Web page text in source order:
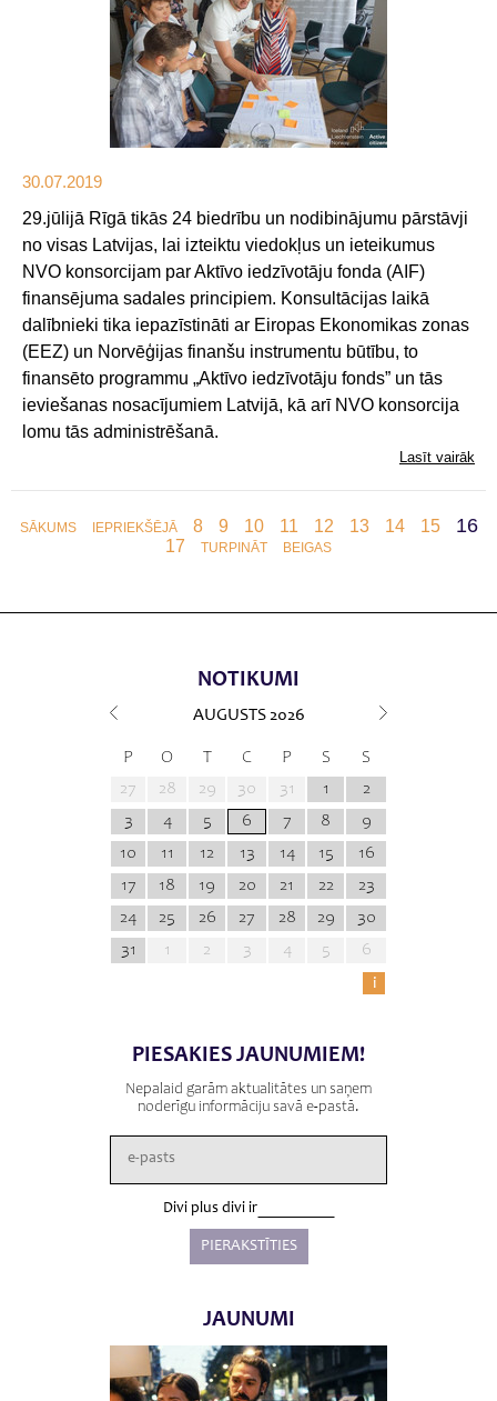
30.07.2019
29.jūlijā Rīgā tikās 24 biedrību un nodibinājumu pārstāvji
no visas Latvijas, lai izteiktu viedokļus un ieteikumus
NVO konsorcijam par Aktīvo iedzīvotāju fonda (AIF)
finansējuma sadales principiem. Konsultācijas laikā
dalībnieki tika iepazīstināti ar Eiropas Ekonomikas zonas
(EEZ) un Norvēģijas finanšu instrumentu būtību, to
finansēto programmu „Aktīvo iedzīvotāju fonds” un tās
ieviešanas nosacījumiem Latvijā, kā arī NVO konsorcija
lomu tās administrēšanā.
Lasīt vairāk
SĀKUMS IEPRIEKŠĒJĀ 8 9 10 11 12 13 14 15 16
17 TURPINĀT BEIGAS
NOTIKUMI
AUGUSTS 2026
P O T C P S
S
27
28 29 30 31 1
2
3
4 5 6 7 8
9
10
11 12 13 14 15
16
17
18 19 20 21 22
23
24
25 26 27 28 29
30
31
1 2 3 4 5
6
i
PIESAKIES JAUNUMIEM!
Nepalaid garām aktualitātes un saņem
noderīgu informāciju savā e-pastā.
Divi plus divi ir
JAUNUMI